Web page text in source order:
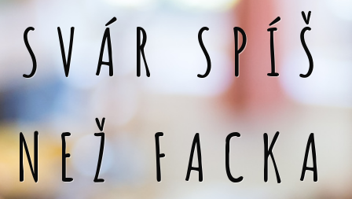
SVÁR SPÍŠ
NEŽ FACKA